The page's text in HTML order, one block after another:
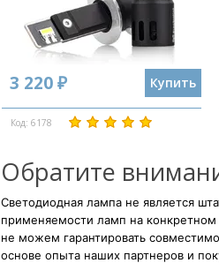
3 220 ₽ Купить
Код: 6178
Обратите
Светодиодная лампа не является
применяемости ламп на конкретном
не можем гарантировать
основе опыта наших партнеров и